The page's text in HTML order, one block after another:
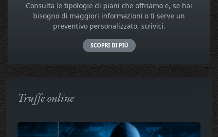
Consulta le tipologie di piani che offriamo e, se hai
bisogno di maggiori informazioni o ti serve un
preventivo personalizzato, scrivici.
SCOPRI DI PIÙ
Truffe online